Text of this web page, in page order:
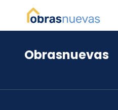
*
Obrasnuevas